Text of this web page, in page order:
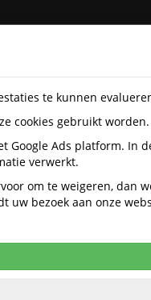
te kunnen
cookies gebruikt worden.
Google Ads platform. In
verwerkt.
om te weigeren, dan
uw bezoek aan onze